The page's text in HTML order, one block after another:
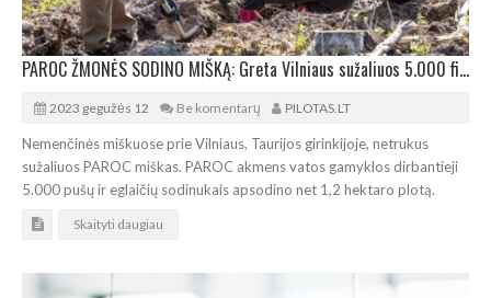
PAROC ŽMONĖS SODINO MIŠKĄ: Greta Vilniaus sužaliuos 5.000 firminių pušų ir eglių
2023 gegužės 12 Be komentarų PILOTAS.LT
Nemenčinės miškuose prie Vilniaus, Taurijos girinkijoje, netrukus
sužaliuos PAROC miškas. PAROC akmens vatos gamyklos dirbantieji
5.000 pušų ir eglaičių sodinukais apsodino net 1,2 hektaro plotą.
Skaityti daugiau